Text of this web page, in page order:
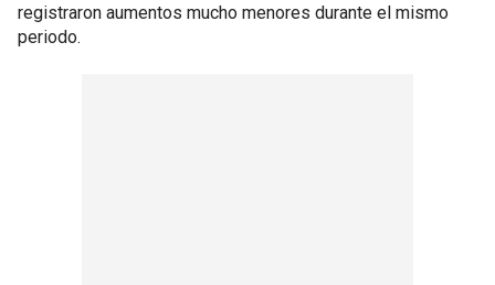
registraron aumentos mucho menores durante el mismo
periodo.